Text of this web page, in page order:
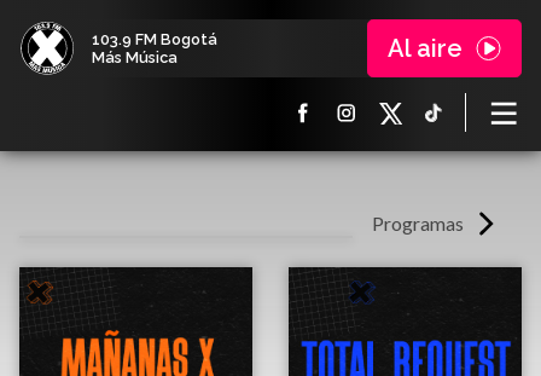
103.9 FM Bogotá
Más Música
Al aire
Programas